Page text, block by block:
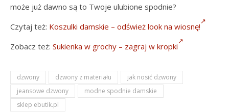
może już dawno są to Twoje ulubione spodnie?
Czytaj też: Koszulki damskie – odśwież look na wiosnę!
Zobacz też: Sukienka w grochy – zagraj w kropki
dzwony dzwony z materiału
jak nosić dzwony
jeansowe dzwony
modne spodnie damskie
sklep ebutik.pl